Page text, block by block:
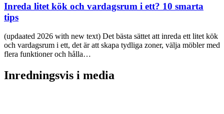
Inreda litet kök och vardagsrum i ett? 10 smarta
tips
(updaated 2026 with new text) Det bästa sättet att inreda ett litet kök
och vardagsrum i ett, det är att skapa tydliga zoner, välja möbler med
flera funktioner och hålla…
Inredningsvis i media